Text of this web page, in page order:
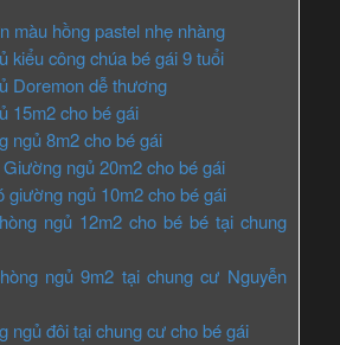
màu hồng pastel nhẹ nhàng
kiểu công chúa bé gái 9 tuổi
Doremon dễ thương
15m2 cho bé gái
ngủ 8m2 cho bé gái
ngủ 20m2 cho bé gái
giường ngủ 10m2 cho bé gái
ngủ 12m2 cho bé bé tại chung
ngủ 9m2 tại chung cư Nguyễn
ngủ đôi tại chung cư cho bé gái